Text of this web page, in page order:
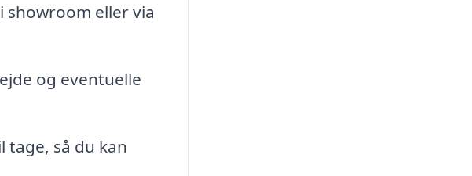
showroom eller via
og eventuelle
tage, så du kan